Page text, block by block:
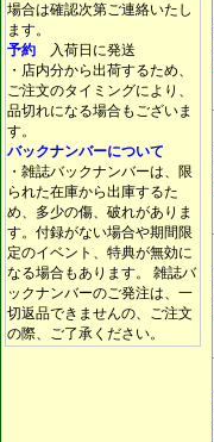
場合は確認次第ご連絡いたし
ます。
予約 入荷日に発送
・店内分から出荷するため、
ご注文のタイミングにより、
品切れになる場合もございま
す。
バックナンバーについて
・雑誌バックナンバーは、限
られた在庫から出庫するた
め、多少の傷、破れがありま
す。付録がない場合や期間限
定のイベント、特典が無効に
なる場合もあります。 雑誌バ
ックナンバーのご発注は、一
切返品できませんの、ご注文
の際、ご了承ください。